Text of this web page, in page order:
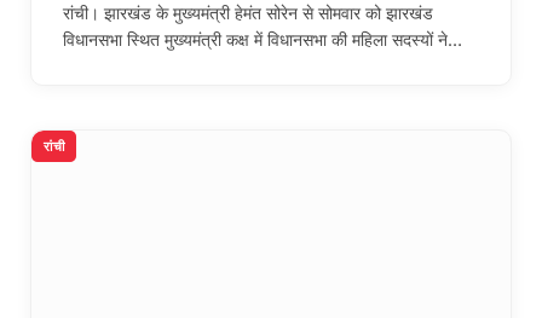
रांची। झारखंड के मुख्यमंत्री हेमंत सोरेन से सोमवार को झारखंड
विधानसभा स्थित मुख्यमंत्री कक्ष में विधानसभा की महिला सदस्यों ने…
रांची